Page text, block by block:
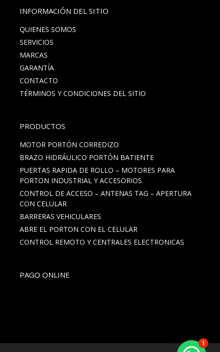
INFORMACIÓN DEL SITIO
QUIENES SOMOS
SERVICIOS
MARCAS
GARANTÍA
CONTACTO
TÉRMINOS Y CONDICIONES DEL SITIO
PRODUCTOS
MOTOR PORTÓN CORREDIZO
BRAZO HIDRÁULICO PORTÓN BATIENTE
PUERTAS RAPIDA DE ROLLO – MOTORES PARA
PORTON INDUSTRIAL Y ACCESORIOS
CONTROL DE ACCESO – ANTENAS TAG – APERTURA
CON CELULAR
BARRERAS VEHICULARES
ABRE EL PORTON CON EL CELULAR
CONTROL REMOTO Y CENTRALES ELECTRONICAS
PAGO ONLINE
1